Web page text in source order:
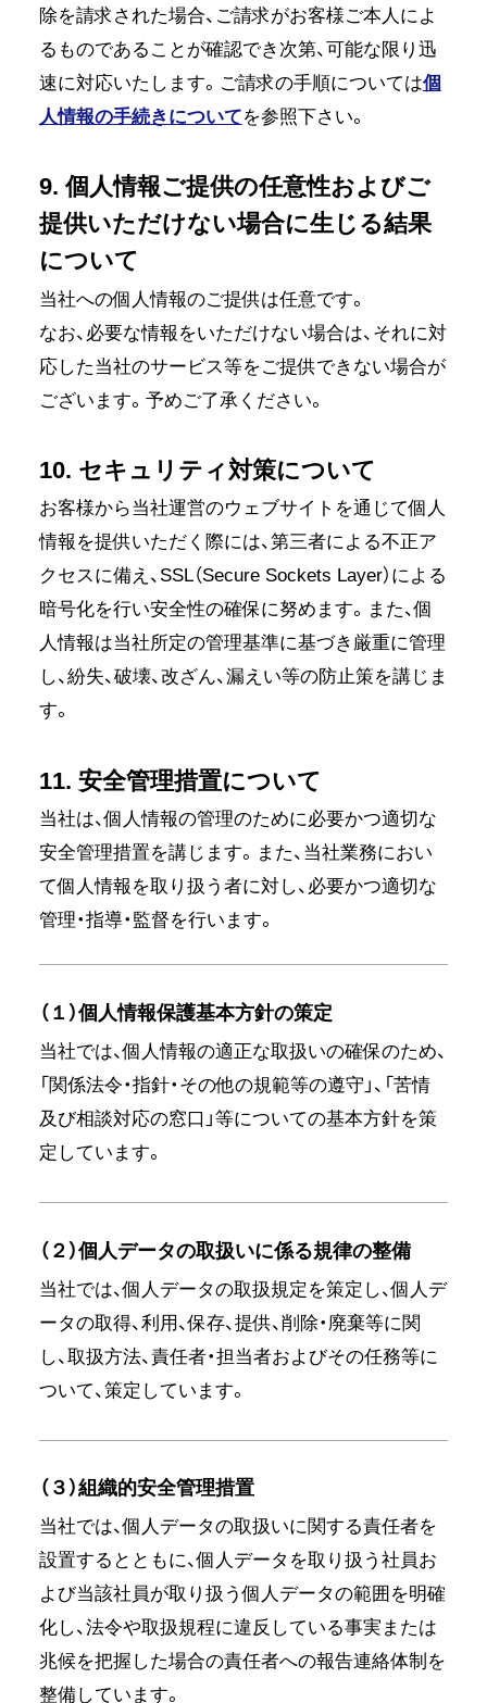
除を請求された場合、ご請求がお客様ご本人によ
るものであることが確認でき次第、可能な限り迅
速に対応いたします。ご請求の手順については個
人情報の手続きについてを参照下さい。
9. 個人情報ご提供の任意性およびご
提供いただけない場合に生じる結果
について
当社への個人情報のご提供は任意です。
なお、必要な情報をいただけない場合は、それに対
応した当社のサービス等をご提供できない場合が
ございます。予めご了承ください。
10. セキュリティ対策について
お客様から当社運営のウェブサイトを通じて個人
情報を提供いただく際には、第三者による不正ア
クセスに備え、SSL（Secure Sockets Layer）による
暗号化を行い安全性の確保に努めます。また、個
人情報は当社所定の管理基準に基づき厳重に管理
し、紛失、破壊、改ざん、漏えい等の防止策を講じま
す。
11. 安全管理措置について
当社は、個人情報の管理のために必要かつ適切な
安全管理措置を講じます。また、当社業務におい
て個人情報を取り扱う者に対し、必要かつ適切な
管理・指導・監督を行います。
（１）個人情報保護基本方針の策定
当社では、個人情報の適正な取扱いの確保のため、
「関係法令・指針・その他の規範等の遵守」、「苦情
及び相談対応の窓口」等についての基本方針を策
定しています。
（２）個人データの取扱いに係る規律の整備
当社では、個人データの取扱規定を策定し、個人デ
ータの取得、利用、保存、提供、削除・廃棄等に関
し、取扱方法、責任者・担当者およびその任務等に
ついて、策定しています。
（３）組織的安全管理措置
当社では、個人データの取扱いに関する責任者を
設置するとともに、個人データを取り扱う社員お
よび当該社員が取り扱う個人データの範囲を明確
化し、法令や取扱規程に違反している事実または
兆候を把握した場合の責任者への報告連絡体制を
整備しています。